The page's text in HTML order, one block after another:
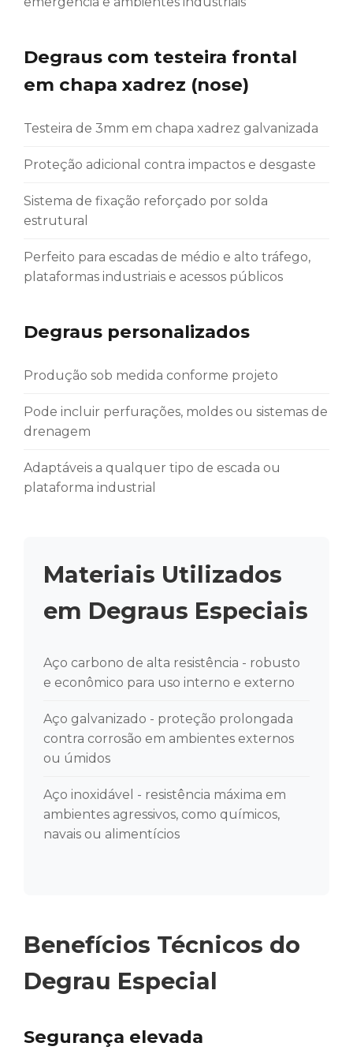
Degraus com testeira frontal
em chapa xadrez (nose)
Testeira de 3mm em chapa xadrez galvanizada
Proteção adicional contra impactos e desgaste
Sistema de fixação reforçado por solda
estrutural
Perfeito para escadas de médio e alto tráfego,
plataformas industriais e acessos públicos
Degraus personalizados
Produção sob medida conforme projeto
Pode incluir perfurações, moldes ou sistemas de
drenagem
Adaptáveis a qualquer tipo de escada ou
plataforma industrial
Materiais Utilizados
em Degraus Especiais
Aço carbono de alta resistência - robusto
e econômico para uso interno e externo
Aço galvanizado - proteção prolongada
contra corrosão em ambientes externos
ou úmidos
Aço inoxidável - resistência máxima em
ambientes agressivos, como químicos,
navais ou alimentícios
Benefícios Técnicos do
Degrau Especial
Segurança elevada